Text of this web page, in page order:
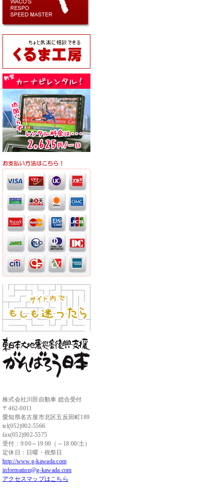
株式会社川田自動車 総合受付
〒462-0011
愛知県名古屋市北区五反田町189
tel(052)902-5566
fax(052)902-5575
受付：9:00～19:00（～18:00/土）
定休日：日曜・祝祭日
http://www.g-kawada.com
information@g-kawada.com
アクセスマップはこちら